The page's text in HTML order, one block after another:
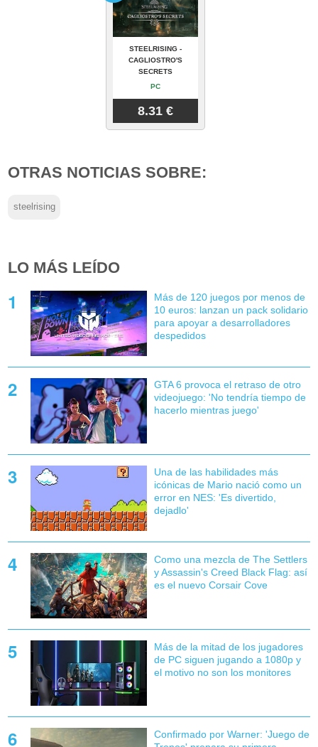
STEELRISING -
CAGLIOSTRO'S
SECRETS
PC
8.31 €
OTRAS NOTICIAS SOBRE:
steelrising
LO MÁS LEÍDO
Más de 120 juegos por menos de
10 euros: lanzan un pack solidario
para apoyar a desarrolladores
despedidos
GTA 6 provoca el retraso de otro
videojuego: 'No tendría tiempo de
hacerlo mientras juego'
Una de las habilidades más
icónicas de Mario nació como un
error en NES: 'Es divertido,
dejadlo'
Como una mezcla de The Settlers
y Assassin's Creed Black Flag: así
es el nuevo Corsair Cove
Más de la mitad de los jugadores
de PC siguen jugando a 1080p y
el motivo no son los monitores
Confirmado por Warner: 'Juego de